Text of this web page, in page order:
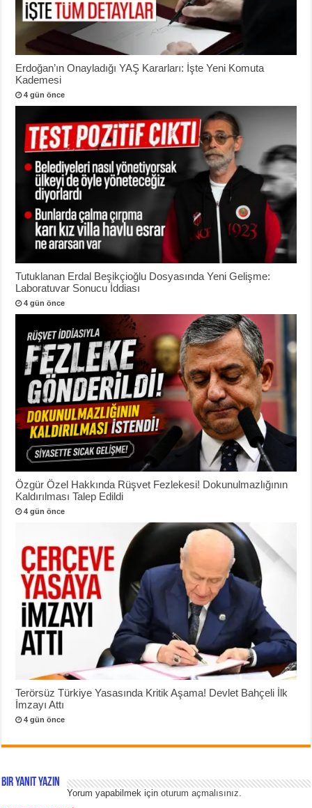
Erdoğan’ın Onayladığı YAŞ Kararları: İşte Yeni Komuta
Kademesi
4 gün önce
Tutuklanan Erdal Beşikçioğlu Dosyasında Yeni Gelişme:
Laboratuvar Sonucu İddiası
4 gün önce
Özgür Özel Hakkında Rüşvet Fezlekesi! Dokunulmazlığının
Kaldırılması Talep Edildi
4 gün önce
Terörsüz Türkiye Yasasında Kritik Aşama! Devlet Bahçeli İlk
İmzayı Attı
4 gün önce
Bir yanıt yazın
Yorum yapabilmek içinoturum açmalısınız.